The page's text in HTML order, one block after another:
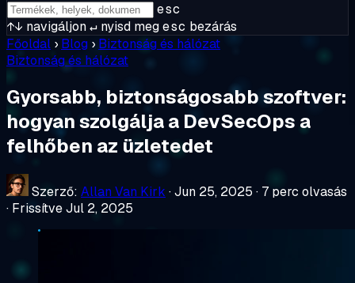
esc
↑↓ navigáljon↵ nyisd megesc bezárás
Főoldal › Blog › Biztonság és hálózat
Biztonság és hálózat
Gyorsabb, biztonságosabb szoftver:
hogyan szolgálja a DevSecOps a
felhőben az üzletedet
Szerző: Allan Van Kirk ·Jun 25, 2025 · 7 perc olvasás
· Frissítve Jul 2, 2025